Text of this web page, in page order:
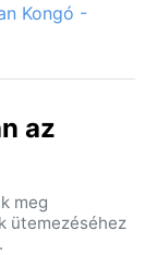
Kongó -
az
meg
ütemezéséhez